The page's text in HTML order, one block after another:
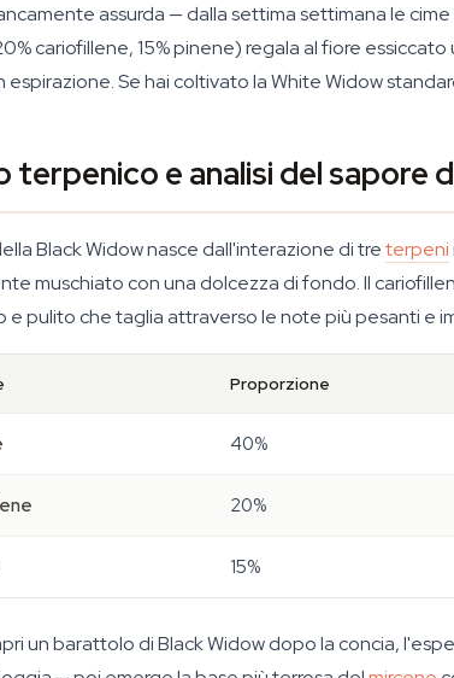
assurda — dalla settima settimana le
cariofillene, 15% pinene) regala al fiore
Se hai coltivato la White Widow
terpenico e analisi del sapore
Black Widow nasce dall'interazione di treterpeni
muschiato con una dolcezza di fondo. Il
e pulito che taglia attraverso le note più pesanti e
Proporzione
40%
20%
15%
un barattolo di Black Widow dopo la concia,